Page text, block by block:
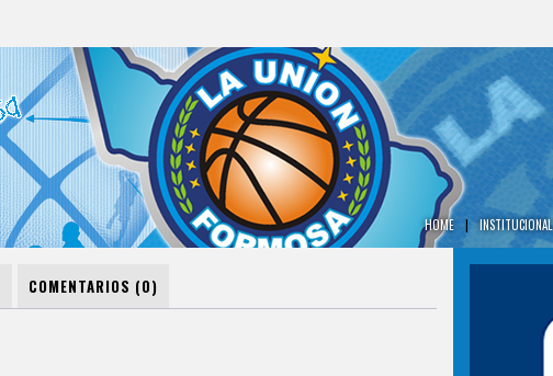
HOME | INSTITUCIONAL
COMENTARIOS (0)